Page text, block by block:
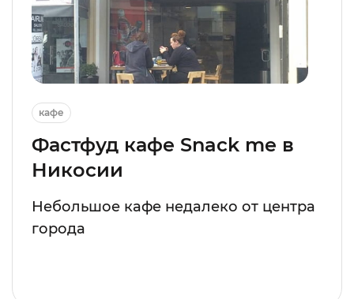
кафе
Фастфуд кафе Snack me в
Никосии
Небольшое кафе недалеко от центра
города